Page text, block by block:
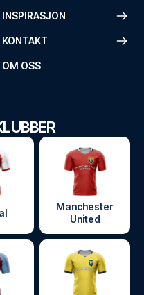
INSPIRASJON
KONTAKT
OM OSS
valgte filtrene
Manchester
United